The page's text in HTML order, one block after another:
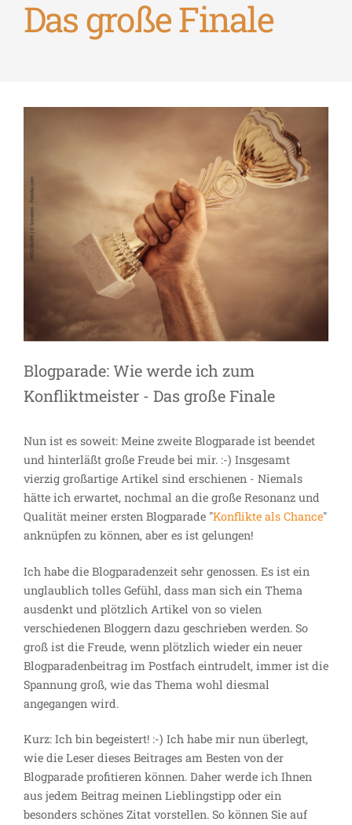
Das große Finale
Blogparade: Wie werde ich zum
Konfliktmeister - Das große Finale
Nun ist es soweit: Meine zweite Blogparade ist beendet
und hinterläßt große Freude bei mir. :-) Insgesamt
vierzig großartige Artikel sind erschienen - Niemals
hätte ich erwartet, nochmal an die große Resonanz und
Qualität meiner ersten Blogparade "Konflikte als Chance"
anknüpfen zu können, aber es ist gelungen!
Ich habe die Blogparadenzeit sehr genossen. Es ist ein
unglaublich tolles Gefühl, dass man sich ein Thema
ausdenkt und plötzlich Artikel von so vielen
verschiedenen Bloggern dazu geschrieben werden. So
groß ist die Freude, wenn plötzlich wieder ein neuer
Blogparadenbeitrag im Postfach eintrudelt, immer ist die
Spannung groß, wie das Thema wohl diesmal
angegangen wird.
Kurz: Ich bin begeistert! :-) Ich habe mir nun überlegt,
wie die Leser dieses Beitrages am Besten von der
Blogparade profitieren können. Daher werde ich Ihnen
aus jedem Beitrag meinen Lieblingstipp oder ein
besonders schönes Zitat vorstellen. So können Sie auf